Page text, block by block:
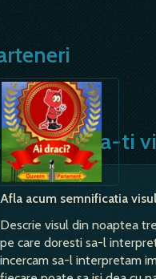
ti
Afla acum semnificatia
Descrie visul din noaptea
pe care doresti sa-l
incercam sa-l interpretam